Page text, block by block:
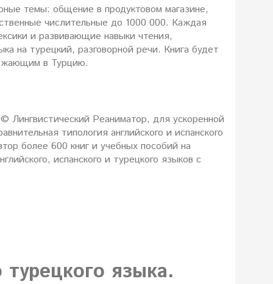
темы: общение в продуктовом магазине,
числительные до 1000 000. Каждая
и развивающие навыки чтения,
на турецкий, разговорной речи. Книга будет
в Турцию.
Реаниматор, для ускоренной
типология английского и испанского
более 600 книг и учебных пособий на
испанского и турецкого языков c
языка.